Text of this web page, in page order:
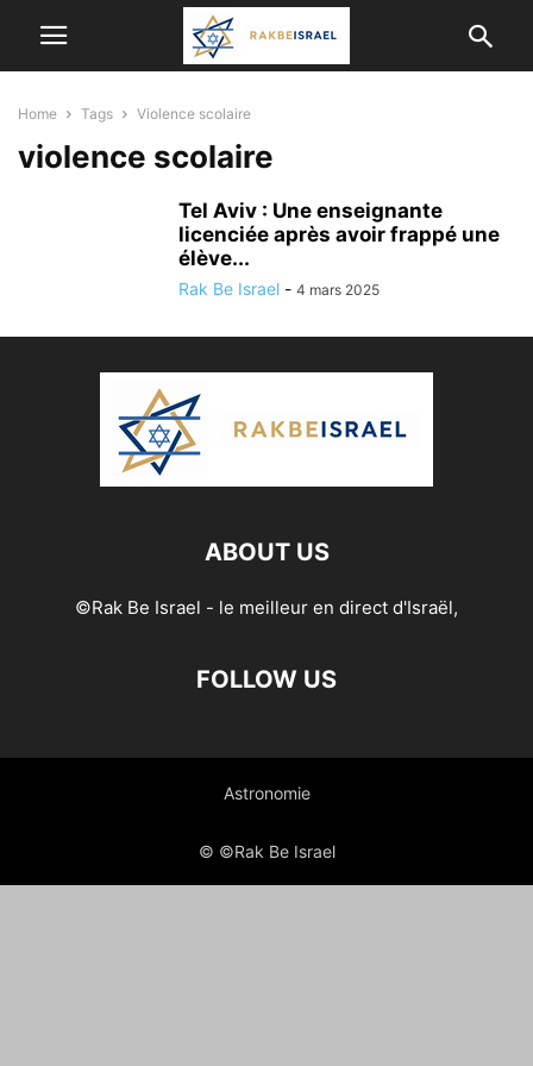
Home Tags Violence scolaire
violence scolaire
Tel Aviv : Une enseignante
licenciée après avoir frappé une
élève...
Rak Be Israel - 4 mars 2025
ABOUT US
©Rak Be Israel - le meilleur en direct d'Israël,
FOLLOW US
Astronomie
© ©Rak Be Israel